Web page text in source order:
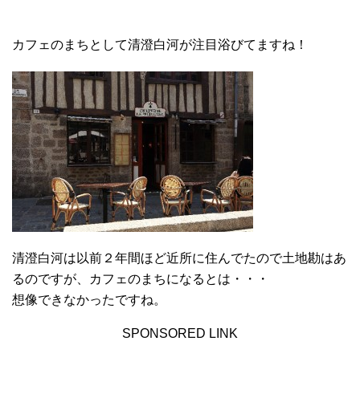
カフェのまちとして清澄白河が注目浴びてますね！
清澄白河は以前２年間ほど近所に住んでたので土地勘はあ
るのですが、カフェのまちになるとは・・・
想像できなかったですね。
SPONSORED LINK